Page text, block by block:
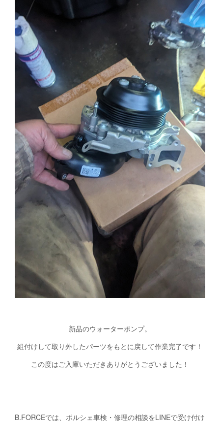
新品のウォーターポンプ。
組付けして取り外したパーツをもとに戻して作業完了です！
この度はご入庫いただきありがとうございました！
B.FORCEでは、ポルシェ車検・修理の相談をLINEで受け付け